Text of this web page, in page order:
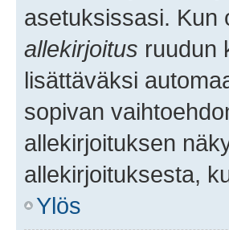
asetuksissasi. Kun
allekirjoitus ruudun
lisättäväksi
sopivan
allekirjoituksen
allekirjoituksesta,
Ylös